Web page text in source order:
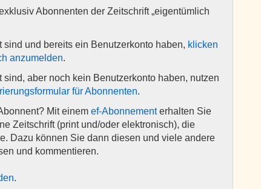
Abonnenten der Zeitschrift „eigentümlich
sind und bereits ein Benutzerkonto haben, klicken
anzumelden.
sind, aber noch kein Benutzerkonto haben, nutzen
für Abonnenten.
Mit einem ef-Abonnementerhalten Sie
Zeitschrift (print und/oder elektronisch), die
Dazu können Sie dann diesen und viele andere
und kommentieren.
.